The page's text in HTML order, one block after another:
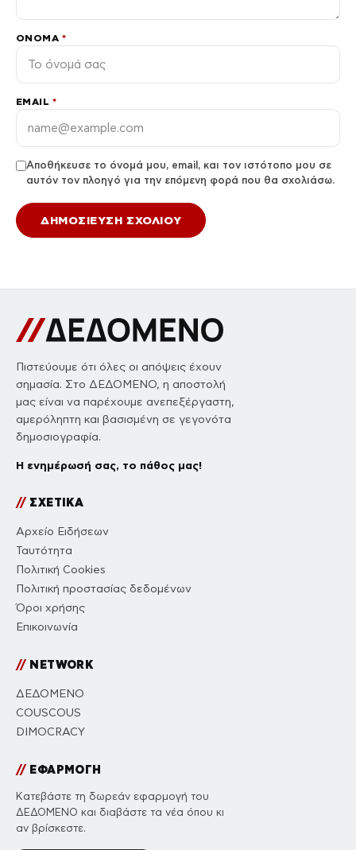
ΌΝΟΜΑ *
EMAIL *
Αποθήκευσε το όνομά μου, email, και τον ιστότοπο μου σε
αυτόν τον πλοηγό για την επόμενη φορά που θα σχολιάσω.
Πιστεύουμε ότι όλες οι απόψεις έχουν
σημασία. Στο ΔΕΔΟΜΕΝΟ, η αποστολή
μας είναι να παρέχουμε ανεπεξέργαστη,
αμερόληπτη και βασισμένη σε γεγονότα
δημοσιογραφία.
Η ενημέρωσή σας, το πάθος μας!
//ΣΧΕΤΙΚΑ
Αρχείο Ειδήσεων
Ταυτότητα
Πολιτική Cookies
Πολιτική προστασίας δεδομένων
Όροι χρήσης
Επικοινωνία
//NETWORK
ΔΕΔΟΜΕΝΟ
COUSCOUS
DIMOCRACY
//ΕΦΑΡΜΟΓΗ
Κατεβάστε τη δωρεάν εφαρμογή του
ΔΕΔΟΜΕΝΟ και διαβάστε τα νέα όπου κι
αν βρίσκεστε.